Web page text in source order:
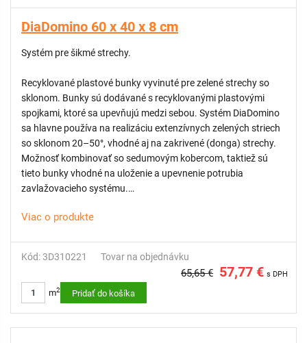
DiaDomino 60 x 40 x 8 cm
Systém pre šikmé strechy.
Recyklované plastové bunky vyvinuté pre zelené strechy so
sklonom. Bunky sú dodávané s recyklovanými plastovými
spojkami, ktoré sa upevňujú medzi sebou. Systém DiaDomino
sa hlavne používa na realizáciu extenzívnych zelených striech
so sklonom 20–50°, vhodné aj na zakrivené (donga) strechy.
Možnosť kombinovať so sedumovým kobercom, taktiež sú
tieto bunky vhodné na uloženie a upevnenie potrubia
zavlažovacieho systému.
VÝHODY:
Zakrivené bočné steny – bunky sa dajú jednoducho spojiť a
Možnosť uchytenia hadíc pre zavlažovanie.
Viac o produkte
Kód: 3D310221 Tovar na objednávku
65,65 € 57,77 € s DPH
m2 Pridať do košíka